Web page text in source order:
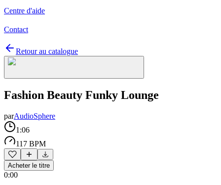
Centre d'aide
Contact
Retour au catalogue
Fashion Beauty Funky Lounge
parAudioSphere
1:06
117 BPM
Acheter le titre
0:00